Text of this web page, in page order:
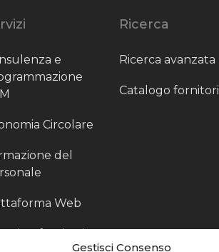
Gestisci Consenso
e
Circolare
del
Web
fornitori
Ricerca
Ricerca avanzata
Catalogo fornitori